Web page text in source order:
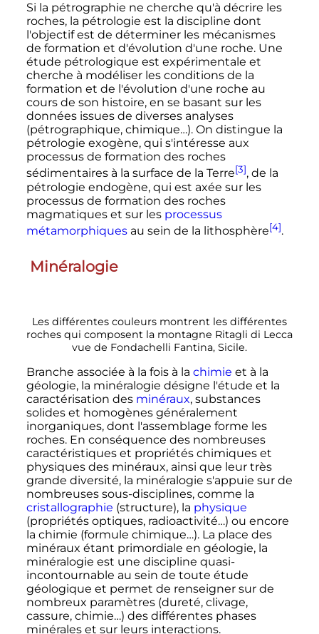
Si la pétrographie ne cherche qu'à décrire les
roches, la pétrologie est la discipline dont
l'objectif est de déterminer les mécanismes
de formation et d'évolution d'une roche. Une
étude pétrologique est expérimentale et
cherche à modéliser les conditions de la
formation et de l'évolution d'une roche au
cours de son histoire, en se basant sur les
données issues de diverses analyses
(pétrographique, chimique…). On distingue la
pétrologie exogène, qui s'intéresse aux
processus de formation des roches
sédimentaires à la surface de la Terre[3], de la
pétrologie endogène, qui est axée sur les
processus de formation des roches
magmatiques et sur les processus
métamorphiquesau sein de la lithosphère[4].
Minéralogie
Les différentes couleurs montrent les différentes
roches qui composent la montagne Ritagli di Lecca
vue de Fondachelli Fantina, Sicile.
Branche associée à la fois à la chimie et à la
géologie, la minéralogie désigne l'étude et la
caractérisation des minéraux, substances
solides et homogènes généralement
inorganiques, dont l'assemblage forme les
roches. En conséquence des nombreuses
caractéristiques et propriétés chimiques et
physiques des minéraux, ainsi que leur très
grande diversité, la minéralogie s'appuie sur de
nombreuses sous-disciplines, comme la
cristallographie (structure), la physique
(propriétés optiques, radioactivité…) ou encore
la chimie (formule chimique…). La place des
minéraux étant primordiale en géologie, la
minéralogie est une discipline quasi-
incontournable au sein de toute étude
géologique et permet de renseigner sur de
nombreux paramètres (dureté, clivage,
cassure, chimie…) des différentes phases
minérales et sur leurs interactions.